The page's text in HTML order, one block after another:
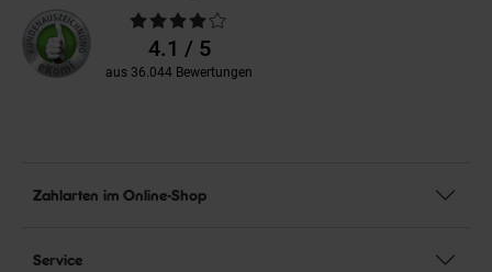
Durchschnittliche
Bewertungen4.1 / 5
aus 36.044 Bewertungen
Zahlarten im Online-Shop
Service